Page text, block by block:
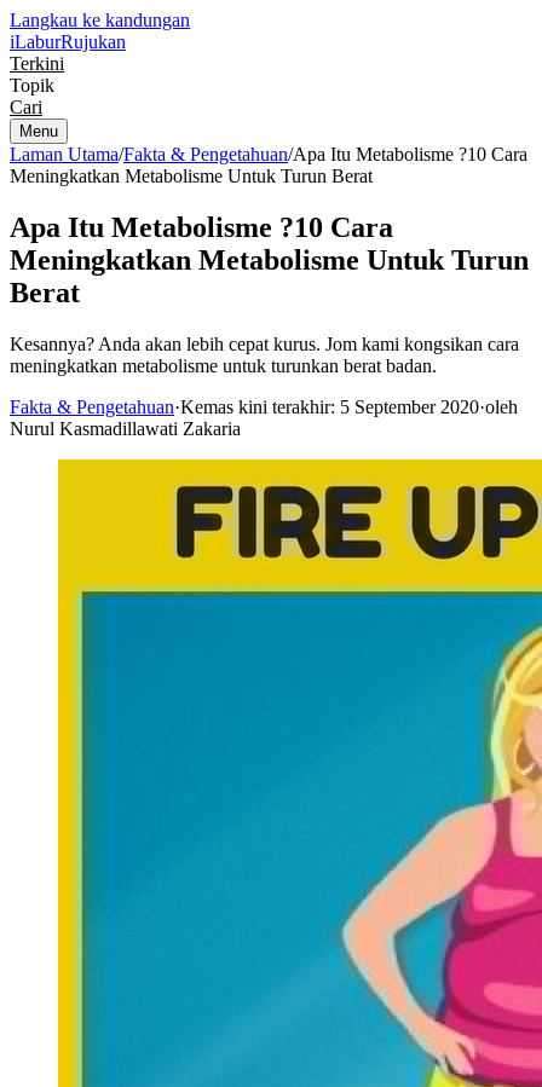
Langkau ke kandungan
iLaburRujukan
Terkini
Topik
Cari
Menu
Laman Utama/Fakta & Pengetahuan/Apa Itu Metabolisme ?10 Cara
Meningkatkan Metabolisme Untuk Turun Berat
Apa Itu Metabolisme ?10 Cara
Meningkatkan Metabolisme Untuk Turun
Berat
Kesannya? Anda akan lebih cepat kurus. Jom kami kongsikan cara
meningkatkan metabolisme untuk turunkan berat badan.
Fakta & Pengetahuan·Kemas kini terakhir: 5 September 2020·oleh
Nurul Kasmadillawati Zakaria